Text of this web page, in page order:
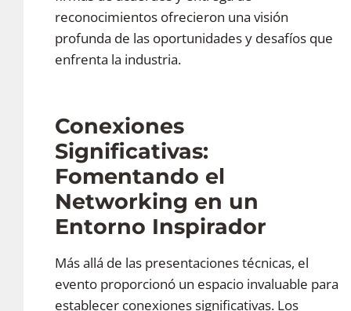
reconocimientos ofrecieron una visión
profunda de las oportunidades y desafíos que
enfrenta la industria.
Conexiones
Significativas:
Fomentando el
Networking en un
Entorno Inspirador
Más allá de las presentaciones técnicas, el
evento proporcionó un espacio invaluable para
establecer conexiones significativas. Los